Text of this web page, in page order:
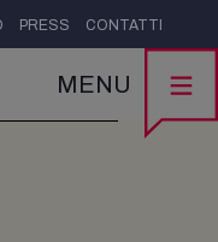
PRESS CONTATTI
MENU